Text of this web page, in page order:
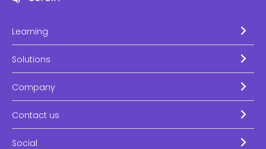
Learning
Solutions
Company
Contact us
Social